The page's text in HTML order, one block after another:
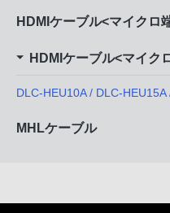
HDMIケーブル<マイクロ
HDMIケーブル<マイク
DLC-HEU10A / DLC-
MHLケーブル